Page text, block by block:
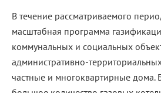
В течение рассматриваемого
масштабная программа
коммунальных и социальных
административно-
частные и многоквартирные дома.